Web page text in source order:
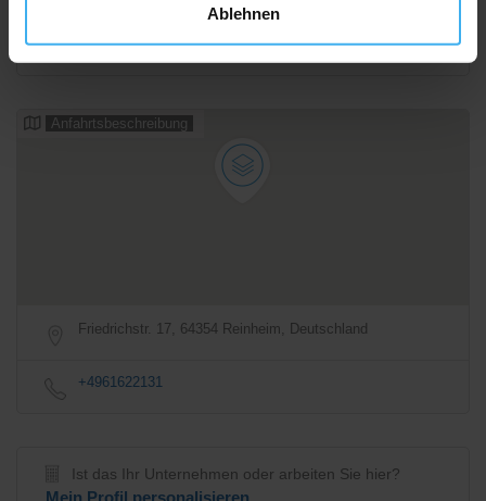
Ablehnen
Anfahrtsbeschreibung
Friedrichstr. 17, 64354 Reinheim, Deutschland
+4961622131
Ist das Ihr Unternehmen oder arbeiten Sie hier?
Mein Profil personalisieren